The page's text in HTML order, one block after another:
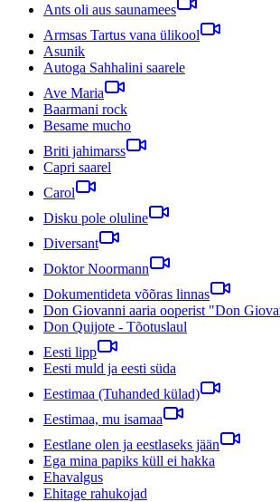
Ants oli aus saunamees
Armsas Tartus vana ülikool
Asunik
Autoga Sahhalini saarele
Ave Maria
Baarmani rock
Besame mucho
Briti jahimarss
Capri saarel
Carol
Disku pole oluline
Diversant
Doktor Noormann
Dokumentideta võõras linnas
Don Giovanni aaria ooperist "Don
Don Quijote - Tõotuslaul
Eesti lipp
Eesti muld ja eesti süda
Eestimaa (Tuhanded külad)
Eestimaa, mu isamaa
Eestlane olen ja eestlaseks jään
Ega mina papiks küll ei hakka
Ehavalgus
Ehitage rahukojad